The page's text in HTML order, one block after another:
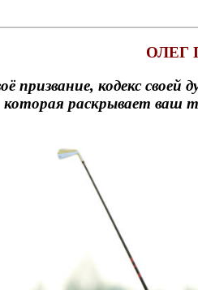
ОЛЕГ
призвание, кодекс
которая раскрывает ваш